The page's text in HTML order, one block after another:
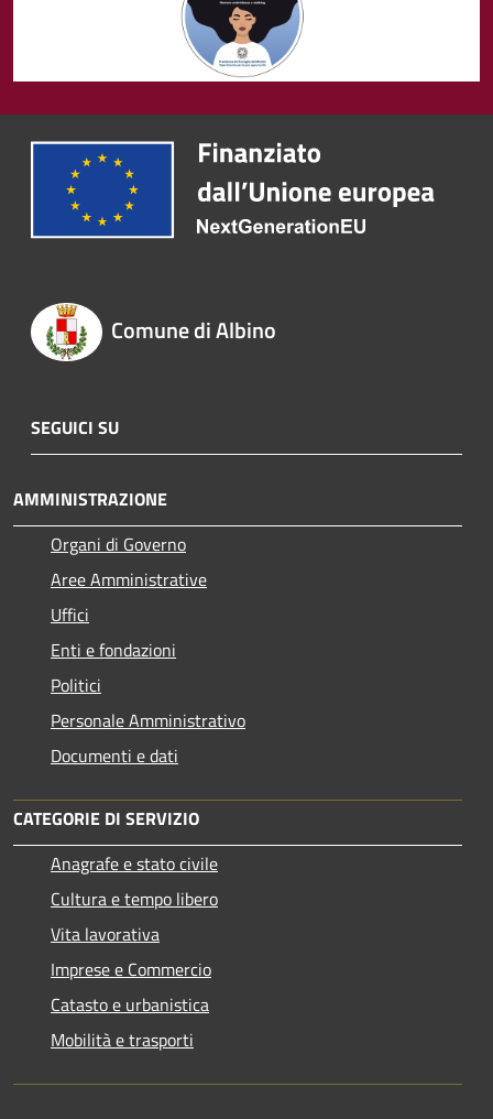
Comune di Albino
SEGUICI SU
AMMINISTRAZIONE
Organi di Governo
Aree Amministrative
Uffici
Enti e fondazioni
Politici
Personale Amministrativo
Documenti e dati
CATEGORIE DI SERVIZIO
Anagrafe e stato civile
Cultura e tempo libero
Vita lavorativa
Imprese e Commercio
Catasto e urbanistica
Mobilità e trasporti